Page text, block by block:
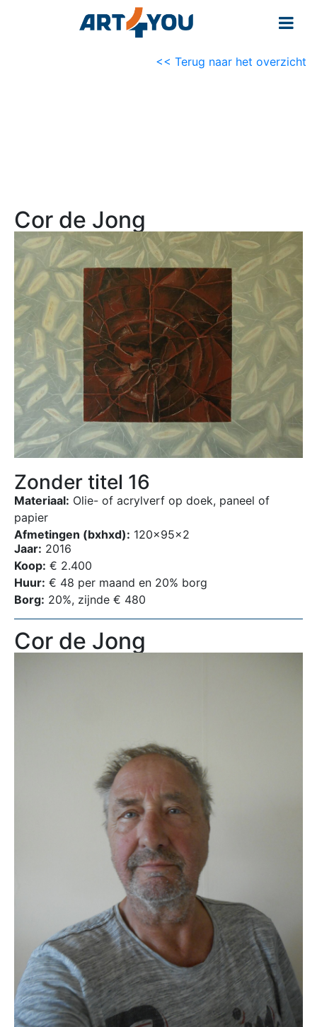
<< Terug naar het overzicht
Cor de Jong
Zonder titel 16
Materiaal: Olie- of acrylverf op doek, paneel of
papier
Afmetingen (bxhxd): 120x95x2
Jaar: 2016
Koop: € 2.400
Huur: € 48 per maand en 20% borg
Borg: 20%, zijnde € 480
Cor de Jong